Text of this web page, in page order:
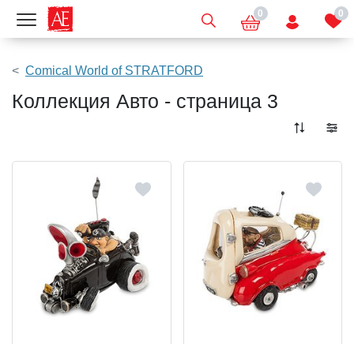
Показать меню 0 0
Comical World of STRATFORD
Коллекция Авто - страница 3